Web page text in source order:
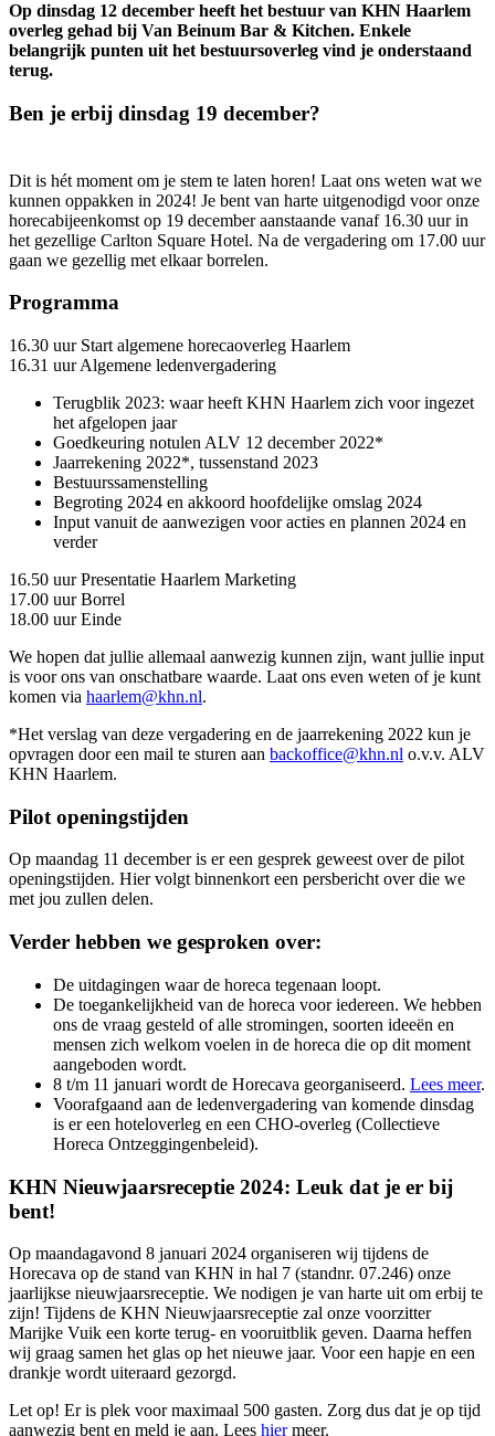
Op dinsdag 12 december heeft het bestuur van KHN Haarlem
overleg gehad bij Van Beinum Bar & Kitchen. Enkele
belangrijk punten uit het bestuursoverleg vind je onderstaand
terug.
Ben je erbij dinsdag 19 december?
Dit is hét moment om je stem te laten horen! Laat ons weten wat we
kunnen oppakken in 2024! Je bent van harte uitgenodigd voor onze
horecabijeenkomst op 19 december aanstaande vanaf 16.30 uur in
het gezellige Carlton Square Hotel. Na de vergadering om 17.00 uur
gaan we gezellig met elkaar borrelen.
Programma
16.30 uur Start algemene horecaoverleg Haarlem
16.31 uur Algemene ledenvergadering
Terugblik 2023: waar heeft KHN Haarlem zich voor ingezet
het afgelopen jaar
Goedkeuring notulen ALV 12 december 2022*
Jaarrekening 2022*, tussenstand 2023
Bestuurssamenstelling
Begroting 2024 en akkoord hoofdelijke omslag 2024
Input vanuit de aanwezigen voor acties en plannen 2024 en
verder
16.50 uur Presentatie Haarlem Marketing
17.00 uur Borrel
18.00 uur Einde
We hopen dat jullie allemaal aanwezig kunnen zijn, want jullie input
is voor ons van onschatbare waarde. Laat ons even weten of je kunt
komen via haarlem@khn.nl.
*Het verslag van deze vergadering en de jaarrekening 2022 kun je
opvragen door een mail te sturen aan backoffice@khn.nl o.v.v. ALV
KHN Haarlem.
Pilot openingstijden
Op maandag 11 december is er een gesprek geweest over de pilot
openingstijden. Hier volgt binnenkort een persbericht over die we
met jou zullen delen.
Verder hebben we gesproken over:
De uitdagingen waar de horeca tegenaan loopt.
De toegankelijkheid van de horeca voor iedereen. We hebben
ons de vraag gesteld of alle stromingen, soorten ideeën en
mensen zich welkom voelen in de horeca die op dit moment
aangeboden wordt.
8 t/m 11 januari wordt de Horecava georganiseerd. Lees meer.
Voorafgaand aan de ledenvergadering van komende dinsdag
is er een hoteloverleg en een CHO-overleg (Collectieve
Horeca Ontzeggingenbeleid).
KHN Nieuwjaarsreceptie 2024: Leuk dat je er bij
bent!
Op maandagavond 8 januari 2024 organiseren wij tijdens de
Horecava op de stand van KHN in hal 7 (standnr. 07.246) onze
jaarlijkse nieuwjaarsreceptie. We nodigen je van harte uit om erbij te
zijn! Tijdens de KHN Nieuwjaarsreceptie zal onze voorzitter
Marijke Vuik een korte terug- en vooruitblik geven. Daarna heffen
wij graag samen het glas op het nieuwe jaar. Voor een hapje en een
drankje wordt uiteraard gezorgd.
Let op! Er is plek voor maximaal 500 gasten. Zorg dus dat je op tijd
aanwezig bent en meld je aan. Lees hiermeer.